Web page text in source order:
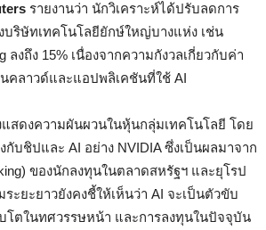
รายงานว่า นักวิเคราะห์ได้ปรับลดการ
ริษัทเทคโนโลยียักษ์ใหญ่บางแห่ง เช่น
ลงถึง 15% เนื่องจากความกังวลเกี่ยวกับค่า
คลาวด์และแอปพลิเคชันที่ใช้ AI
สดงความผันผวนในหุ้นกลุ่มเทคโนโลยี โดย
กับชิปและ AI อย่าง NVIDIA ซึ่งเป็นผลมาจาก
ของนักลงทุนในตลาดสหรัฐฯ และยุโรป
ะยะยาวยังคงชี้ให้เห็นว่า AI จะเป็นตัวขับ
โตในทศวรรษหน้า และการลงทุนในปัจจุบัน